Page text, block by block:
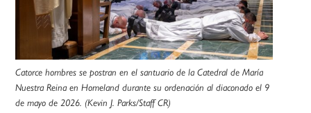
Catorce hombres se postran en el santuario de la Catedral de María
Nuestra Reina en Homeland durante su ordenación al diaconado el 9
de mayo de 2026. (Kevin J. Parks/Staff CR)